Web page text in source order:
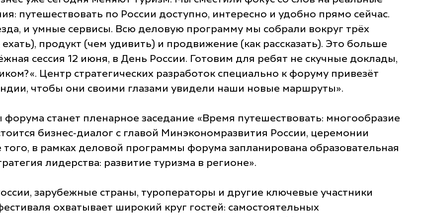
путешествовать по России доступно, интересно и удобно прямо сейчас.
и умные сервисы. Всю деловую программу мы собрали вокруг трёх
продукт (чем удивить) и продвижение (как рассказать). Это больше
сессия 12 июня, в День России. Готовим для ребят не скучные доклады,
Центр стратегических разработок специально к форуму привезёт
чтобы они своими глазами увидели наши новые маршруты».
станет пленарное заседание «Время путешествовать: многообразие
бизнес‑диалог с главой Минэкономразвития России, церемонии
в рамках деловой программы форума запланирована образовательная
лидерства: развитие туризма в регионе».
зарубежные страны, туроператоры и другие ключевые участники
охватывает широкий круг гостей: самостоятельных